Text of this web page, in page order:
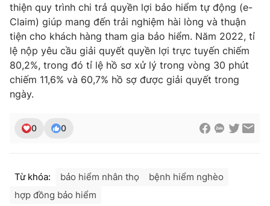
thiện quy trình chi trả quyền lợi bảo hiểm tự động (e-
Claim) giúp mang đến trải nghiệm hài lòng và thuận
tiện cho khách hàng tham gia bảo hiểm. Năm 2022, tỉ
lệ nộp yêu cầu giải quyết quyền lợi trực tuyến chiếm
80,2%, trong đó tỉ lệ hồ sơ xử lý trong vòng 30 phút
chiếm 11,6% và 60,7% hồ sợ được giải quyết trong
ngày.
0 0
Từ khóa: bảo hiểm nhân thọ
bệnh hiểm nghèo
hợp đồng bảo hiểm